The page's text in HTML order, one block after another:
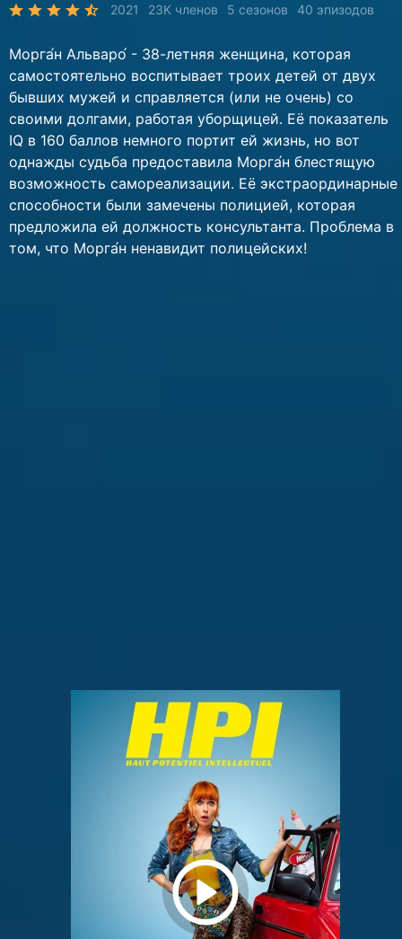
2021 23K членов 5 сезонов 40 эпизодов
Морга́н Альваро́ - 38-летняя женщина, которая
самостоятельно воспитывает троих детей от двух
бывших мужей и справляется (или не очень) со
своими долгами, работая уборщицей. Её показатель
IQ в 160 баллов немного портит ей жизнь, но вот
однажды судьба предоставила Морга́н блестящую
возможность самореализации. Её экстраординарные
способности были замечены полицией, которая
предложила ей должность консультанта. Проблема в
том, что Морга́н ненавидит полицейских!